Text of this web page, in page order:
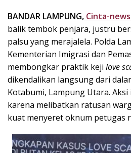
n
I
n
s
p
i
r
a
i
!
BANDAR LAMPUNG, Cinta-
balik tembok penjara, justru
palsu yang merajalela. Polda
Kementerian Imigrasi dan
membongkar praktik keji love
dikendalikan langsung dari
Kotabumi, Lampung Utara.
karena melibatkan ratusan
kuat menyeret oknum petugas